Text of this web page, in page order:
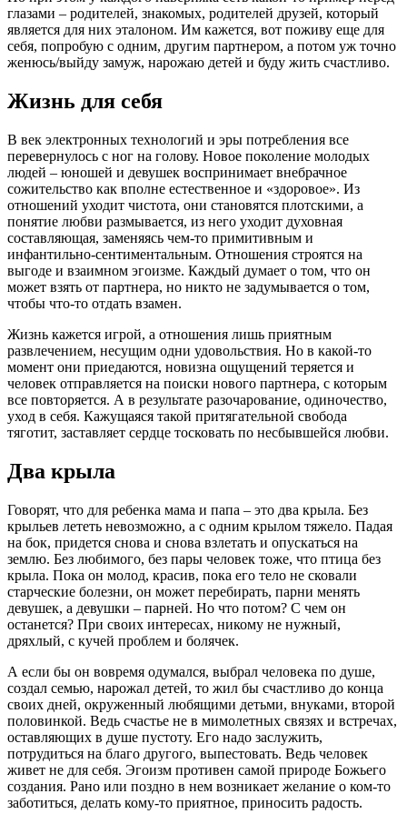
глазами – родителей, знакомых, родителей друзей, который
является для них эталоном. Им кажется, вот поживу еще для
себя, попробую с одним, другим партнером, а потом уж точно
женюсь/выйду замуж, нарожаю детей и буду жить счастливо.
Жизнь для себя
В век электронных технологий и эры потребления все
перевернулось с ног на голову. Новое поколение молодых
людей – юношей и девушек воспринимает внебрачное
сожительство как вполне естественное и «здоровое». Из
отношений уходит чистота, они становятся плотскими, а
понятие любви размывается, из него уходит духовная
составляющая, заменяясь чем-то примитивным и
инфантильно-сентиментальным. Отношения строятся на
выгоде и взаимном эгоизме. Каждый думает о том, что он
может взять от партнера, но никто не задумывается о том,
чтобы что-то отдать взамен.
Жизнь кажется игрой, а отношения лишь приятным
развлечением, несущим одни удовольствия. Но в какой-то
момент они приедаются, новизна ощущений теряется и
человек отправляется на поиски нового партнера, с которым
все повторяется. А в результате разочарование, одиночество,
уход в себя. Кажущаяся такой притягательной свобода
тяготит, заставляет сердце тосковать по несбывшейся любви.
Два крыла
Говорят, что для ребенка мама и папа – это два крыла. Без
крыльев лететь невозможно, а с одним крылом тяжело. Падая
на бок, придется снова и снова взлетать и опускаться на
землю. Без любимого, без пары человек тоже, что птица без
крыла. Пока он молод, красив, пока его тело не сковали
старческие болезни, он может перебирать, парни менять
девушек, а девушки – парней. Но что потом? С чем он
останется? При своих интересах, никому не нужный,
дряхлый, с кучей проблем и болячек.
А если бы он вовремя одумался, выбрал человека по душе,
создал семью, нарожал детей, то жил бы счастливо до конца
своих дней, окруженный любящими детьми, внуками, второй
половинкой. Ведь счастье не в мимолетных связях и встречах,
оставляющих в душе пустоту. Его надо заслужить,
потрудиться на благо другого, выпестовать. Ведь человек
живет не для себя. Эгоизм противен самой природе Божьего
создания. Рано или поздно в нем возникает желание о ком-то
заботиться, делать кому-то приятное, приносить радость.